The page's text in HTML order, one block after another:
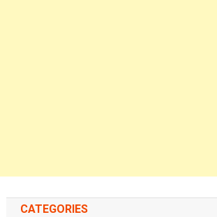
CATEGORIES